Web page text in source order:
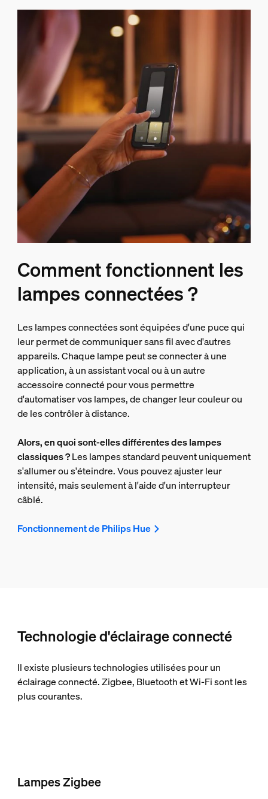
Comment fonctionnent les
lampes connectées ?
Les lampes connectées sont équipées d'une puce qui
leur permet de communiquer sans fil avec d'autres
appareils. Chaque lampe peut se connecter à une
application, à un assistant vocal ou à un autre
accessoire connecté pour vous permettre
d'automatiser vos lampes, de changer leur couleur ou
de les contrôler à distance.
Alors, en quoi sont-elles différentes des lampes
classiques ?Les lampes standard peuvent uniquement
s'allumer ou s'éteindre. Vous pouvez ajuster leur
intensité, mais seulement à l'aide d'un interrupteur
câblé.
Fonctionnement de Philips Hue
Technologie d'éclairage connecté
Il existe plusieurs technologies utilisées pour un
éclairage connecté. Zigbee, Bluetooth et Wi-Fi sont les
plus courantes.
Lampes Zigbee